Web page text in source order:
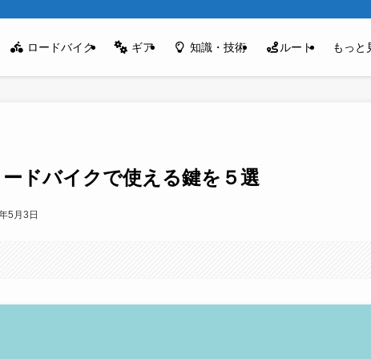
ロードバイク ギア 知識・技術 ルート もっと
ドバイクで使える鍵を５選
5月3日